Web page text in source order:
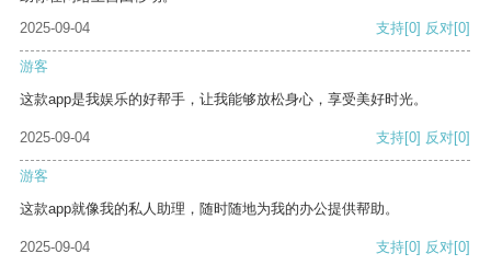
2025-09-04
支持[0] 反对[0]
游客
这款app是我娱乐的好帮手，让我能够放松身心，享受美好时光。
2025-09-04 支持[0] 反对[0]
游客
这款app就像我的私人助理，随时随地为我的办公提供帮助。
2025-09-04 支持[0] 反对[0]